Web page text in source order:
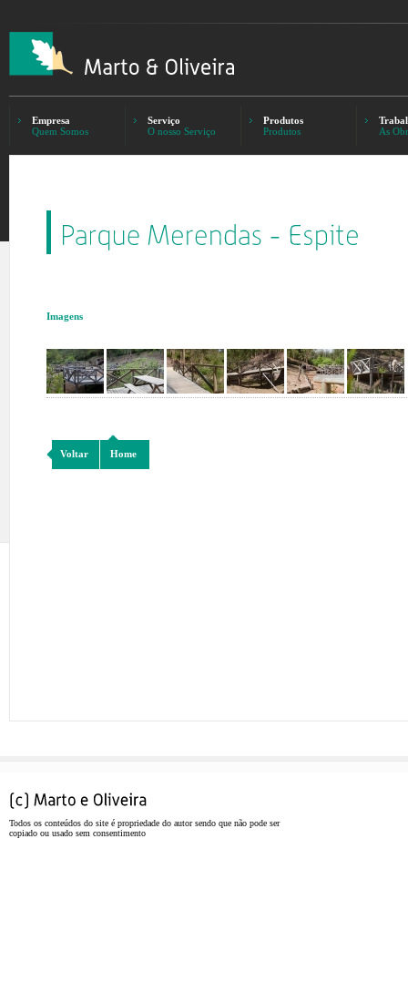
Empresa
Quem Somos
Serviço
O nosso Serviço
Produtos
Produtos
As
Imagens
Voltar Home
Todos os conteúdos do site é propriedade do autor sendo que não pode ser
copiado ou usado sem consentimento